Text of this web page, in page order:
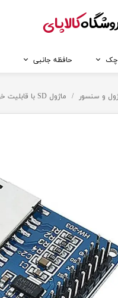
کالاپای
حافظه جانبی
و سنسور ماژول SD با قابلیت خواندن و نوشتن